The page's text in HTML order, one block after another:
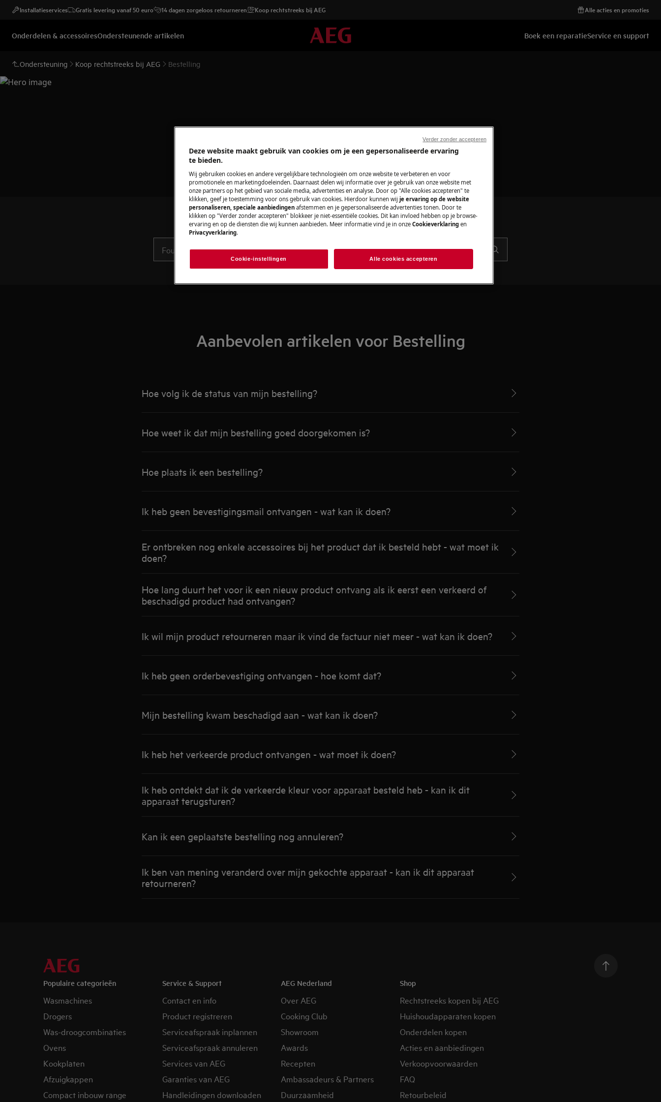
Installatieservices Gratis levering vanaf 50 euro 14 dagen zorgeloos retourneren Koop rechtstreeks bij AEG Alle acties en promoties
Onderdelen & accessoiresOndersteunende artikelen Boek een reparatieService en support
Ondersteuning Koop rechtstreeks bij AEG Bestelling
Ondersteuning voor Bestelling
Zoek tussen onze ondersteuningsartikelen
Aanbevolen artikelen voor Bestelling
Hoe volg ik de status van mijn bestelling?
Hoe weet ik dat mijn bestelling goed doorgekomen is?
Hoe plaats ik een bestelling?
Ik heb geen bevestigingsmail ontvangen - wat kan ik doen?
Er ontbreken nog enkele accessoires bij het product dat ik besteld hebt - wat moet ik
doen?
Hoe lang duurt het voor ik een nieuw product ontvang als ik eerst een verkeerd of
beschadigd product had ontvangen?
Ik wil mijn product retourneren maar ik vind de factuur niet meer - wat kan ik doen?
Ik heb geen orderbevestiging ontvangen - hoe komt dat?
Mijn bestelling kwam beschadigd aan - wat kan ik doen?
Ik heb het verkeerde product ontvangen - wat moet ik doen?
Ik heb ontdekt dat ik de verkeerde kleur voor apparaat besteld heb - kan ik dit
apparaat terugsturen?
Kan ik een geplaatste bestelling nog annuleren?
Ik ben van mening veranderd over mijn gekochte apparaat - kan ik dit apparaat
retourneren?
Populaire categorieën
Wasmachines
Drogers
Was-droogcombinaties
Ovens
Kookplaten
Afzuigkappen
Compact inbouw range
Service & Support
Contact en info
Product registreren
Serviceafspraak inplannen
Serviceafspraak annuleren
Services van AEG
Garanties van AEG
Handleidingen downloaden
AEG Nederland
Over AEG
Cooking Club
Showroom
Awards
Recepten
Ambassadeurs & Partners
Duurzaamheid
Shop
Rechtstreeks kopen bij AEG
Huishoudapparaten kopen
Onderdelen kopen
Acties en aanbiedingen
Verkoopvoorwaarden
FAQ
Retourbeleid
Deze website maakt gebruik van cookies om je een gepersonaliseerde ervaring
te bieden.
Wij gebruiken cookies en andere vergelijkbare technologieën om onze website te verbeteren en voor
promotionele en marketingdoeleinden. Daarnaast delen wij informatie over je gebruik van onze website met
onze partners op het gebied van sociale media, advertenties en analyse. Door op "Alle cookies accepteren" te
klikken, geef je toestemming voor ons gebruik van cookies. Hierdoor kunnen wij je ervaring op de website
personaliseren, speciale aanbiedingen afstemmen en je gepersonaliseerde advertenties tonen. Door te
klikken op "Verder zonder accepteren" blokkeer je niet-essentiële cookies. Dit kan invloed hebben op je browse-
ervaring en op de diensten die wij kunnen aanbieden. Meer informatie vind je in onze Cookieverklaring en
Privacyverklaring.
Cookie-instellingen Alle cookies accepteren
Verder zonder accepteren